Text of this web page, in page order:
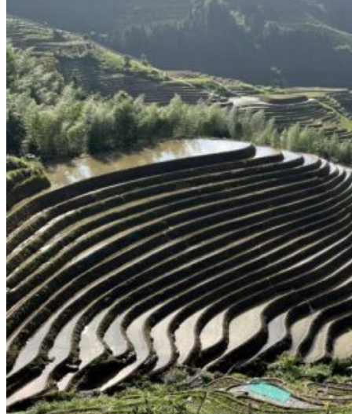
Notre agence en Chine
Réseau Asian Roads
Garanties et engagements Asian Roads
Avis de nos voyageurs
Voyages d’affaires en Chine
Voyage scolaire et culturel en Chine
La Chine & ses secrets
Présentation de la Chine
Cuisines de Chine
Les Minorités Ethniques Chinoises
Fêtes traditionnelles & vacances en Chine
Les signes astrologiques Chinois
Les plus belles montagnes de Chine
Les plus belles balades de Chine
La Chine vue du ciel
Visiter la Chine pour voir le monde
Les langues en Chine : une étonnante diversité
Préparer son voyage en Chine
Notre sélection d’hôtels en Chine
Météo & climat
Obtention Visa Voyage Chine
Comment communiquer depuis la Chine ?
Maîtrisez les mots essentiels
Transports en Chine
Vols directs vers la Chine
Voyager en train
Voyager en Chine avec votre drone
Vaccins pour votre voyage en Chine
Mal des montagnes